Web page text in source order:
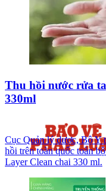
Thu hồi nước rửa
330ml
Cục Quản lý dược, Bộ Y
hồi trên toàn quốc toàn
Layer Clean chai 330 ml.